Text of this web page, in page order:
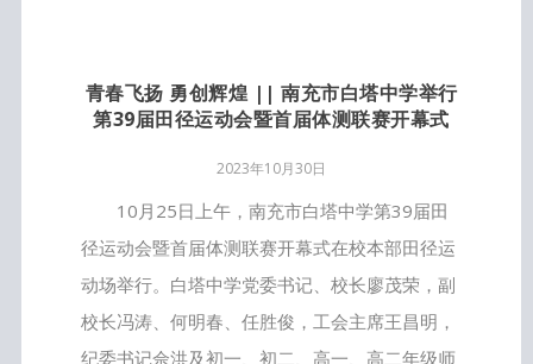
青春飞扬 勇创辉煌 || 南充市白塔中学举行
第39届田径运动会暨首届体测联赛开幕式
2023年10月30日
10月25日上午，南充市白塔中学第39届田
径运动会暨首届体测联赛开幕式在校本部田径运
动场举行。白塔中学党委书记、校长廖茂荣，副
校长冯涛、何明春、任胜俊，工会主席王昌明，
纪委书记佘洪及初一、初二、高一、高二年级师